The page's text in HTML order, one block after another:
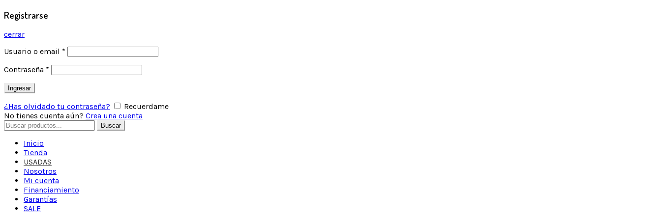
Registrarse
cerrar
Usuario o email *
Contraseña *
Ingresar
¿Has olvidado tu contraseña?
Recuerdame
No tienes cuenta aún? Crea una cuenta
Buscar
Inicio
Tienda
USADAS
Nosotros
Mi cuenta
Financiamiento
Garantías
SALE